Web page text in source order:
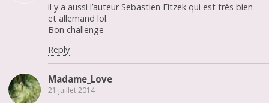
il y a aussi l’auteur Sebastien Fitzek qui est très bien
et allemand lol.
Bon challenge
Reply
Madame_Love
21 juillet 2014